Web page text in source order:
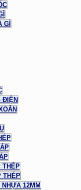
GÌ
ĐIỆN
THÉP
THÉP
12MM